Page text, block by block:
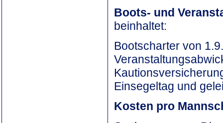
Boots- und
beinhaltet:
Bootscharter von
Einsegeltag und
Kosten pro